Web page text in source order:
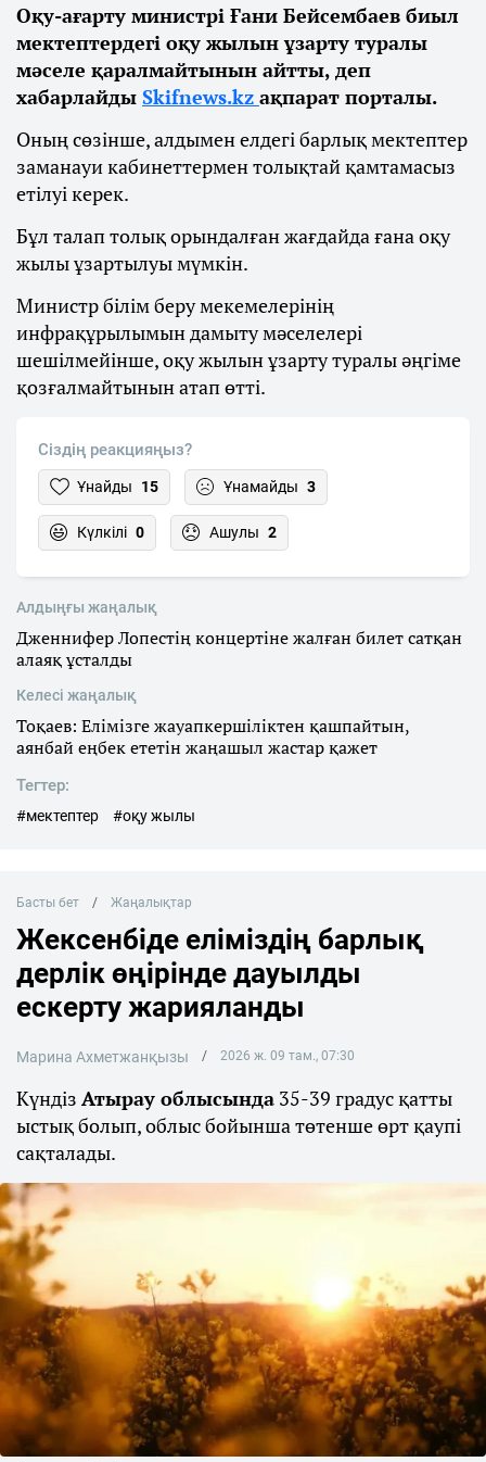
Оқу-ағарту министрі Ғани Бейсембаев биыл
мектептердегі оқу жылын ұзарту туралы
мәселе қаралмайтынын айтты, деп
хабарлайды Skifnews.kz ақпарат порталы.
Оның сөзінше, алдымен елдегі барлық мектептер
заманауи кабинеттермен толықтай қамтамасыз
етілуі керек.
Бұл талап толық орындалған жағдайда ғана оқу
жылы ұзартылуы мүмкін.
Министр білім беру мекемелерінің
инфрақұрылымын дамыту мәселелері
шешілмейінше, оқу жылын ұзарту туралы әңгіме
қозғалмайтынын атап өтті.
Сіздің реакцияңыз?
Ұнайды 15 Ұнамайды 3
Күлкілі 0 Ашулы 2
Алдыңғы жаңалық
Дженнифер Лопестің концертіне жалған билет сатқан
алаяқ ұсталды
Келесі жаңалық
Тоқаев: Елімізге жауапкершіліктен қашпайтын,
аянбай еңбек ететін жаңашыл жастар қажет
Тегтер:
#мектептер #оқу жылы
Басты бет Жаңалықтар
Жексенбіде еліміздің барлық
дерлік өңірінде дауылды
ескерту жарияланды
Марина Ахметжанқызы 2026 ж. 09 там., 07:30
Күндіз Атырау облысында 35-39 градус қатты
ыстық болып, облыс бойынша төтенше өрт қаупі
сақталады.